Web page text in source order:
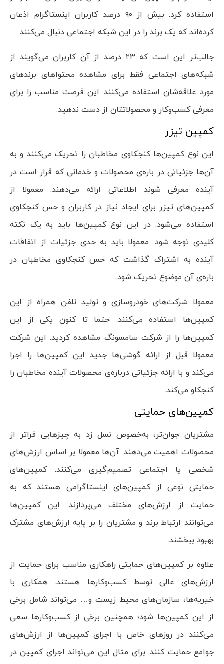
استفاده کرد. بیش از ۹۰ درصد کاربران اینستاگرام اذعان
کرده‌اند که یک برند را در این شبکه اجتماعی دنبال می‌کنند.
جالب‌تر این است که ۲۳ درصد از آن کاربران می‌گویند از
شبکه‌های اجتماعی فقط برای مشاهده محتوا‌های برند‌های
مورد علاقه‌شان استفاده می‌کنند. این فرصت مناسب را برای
معرفی کسب‌و‌کار و محصولاتتان از دست ندهید.
کمپین تیزر
این نوع کمپین‌ها کنجکاوی مخاطبان را تحریک می‌کنند و به
آن‌ها جزئیاتی در باره‌ی محصولات و خدماتی که قرار است در
آینده معرفی شوند اطلاعاتی ارائه می‌دهند. معمولا از
کمپین‌های تیزر برای ایجاد نیاز در کاربران و حس کنجکاوی
استفاده می‌شود. در این نوع کمپین‌ها باید به یک نکته
کلیدی توجه شود. معمولا باید به حدی جزئیات از اتفاقات
آینده به اشتراک گذاشت که حس کنجکاوی مخاطبان در
باره‌ی آن موضوع تحریک شود.
معمولا شرکت‌های خودرو‌سازی و تولید تلفن همراه از این
کمپین‌ها استفاده می‌کنند. حتما تا کنون یکی از این
کمپین‌ها را از شرکت سامسونگ مشاهده کردید. این شرکت
معمولا قبل از ارائه گوشی‌ها جدید این کمپین‌ها را اجرا
می‌کند و با ارائه جزئیاتی درباره‌ی محصولات آینده مخاطبان را
کنجکاو می‌کند.
کمپین‌های حمایتی
مشتریان جوان‌تر، به‌خصوص نسل زد به چیز‌هایی فراتر از
محصولات اهمیت می‌دهند. آن‌ها معمولا بر اساس ارزش‌های
شخصی یا اجتماعی تصمیم‌گیری می‌کنند. کمپین‌های
حمایتی نوعی از کمپین‌های اینستاگرامی هستند که به
حمایت از ارزش‌های مختلف می‌پردازند. این کمپین‌ها
می‌توانند ارتباط برند و مشتریان را بر پایه ارزش‌های مشترک
بهبود ببخشند.
علاوه بر کمپین‌های حمایتی راهکاری مناسب برای حمایت از
ارزش‌های عالی توسط کسب‌و‌کار‌ها هستند. همکاری با
خیریه‌ها، سازمان‌های محیط زیست و… می‌تواند شامل برخی
از این کمپین‌ها شود؛ همچنین برخی از کسب‌و‌کار‌ها سعی
می‌کنند در روز‌های خاص با اجرای کمپین‌ها از ارزش‌های
جوامع حمایت کنند. برای مثال این می‌تواند اجرای کمپین در